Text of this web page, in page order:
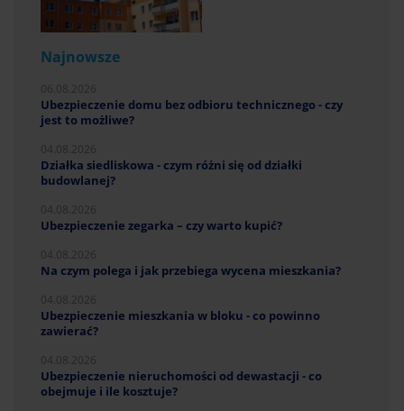
Najnowsze
Ubezpieczenie domu bez odbioru technicznego - czy
jest to możliwe?
Działka siedliskowa - czym różni się od działki
budowlanej?
Ubezpieczenie zegarka – czy warto kupić?
Na czym polega i jak przebiega wycena mieszkania?
Ubezpieczenie mieszkania w bloku - co powinno
zawierać?
Ubezpieczenie nieruchomości od dewastacji - co
obejmuje i ile kosztuje?